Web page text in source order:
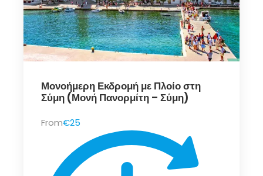
Μονοήμερη Εκδρομή με Πλοίο στη
Σύμη (Μονή Πανορμίτη – Σύμη)
From€25